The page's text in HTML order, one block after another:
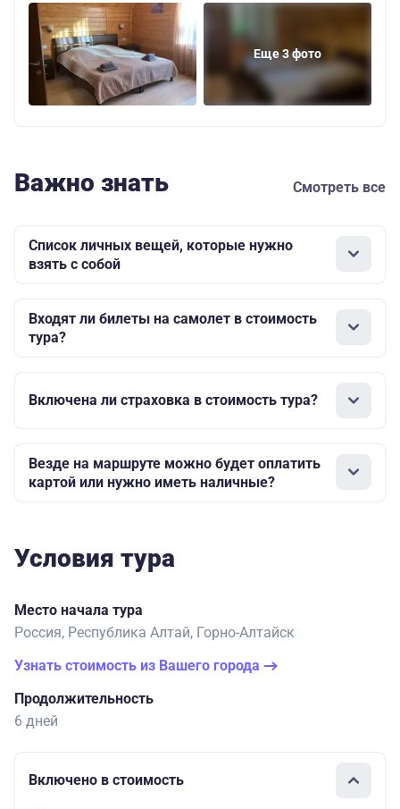
Еще 3 фото
Важно знать Смотреть все
Список личных вещей, которые нужно
взять с собой
Входят ли билеты на самолет в стоимость
тура?
Включена ли страховка в стоимость тура?
Везде на маршруте можно будет оплатить
картой или нужно иметь наличные?
Условия тура
Место начала тура
Россия, Республика Алтай, Горно-Алтайск
Узнать стоимость из Вашего города
Продолжительность
6 дней
Включено в стоимость